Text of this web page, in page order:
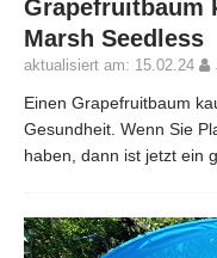
Grapefruitbaum
Marsh Seedless
aktualisiert am: 15.02.24
Einen Grapefruitbaum
Gesundheit. Wenn Sie
haben, dann ist jetzt ein